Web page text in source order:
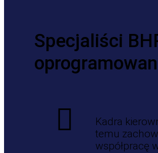
Specjaliści
Kadra
temu
współpracę